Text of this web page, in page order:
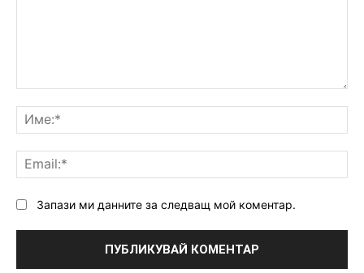
Запази ми данните за следващ мой коментар.